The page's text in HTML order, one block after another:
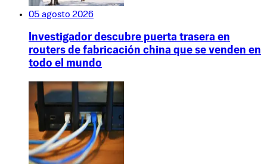
05 agosto 2026
Investigador descubre puerta trasera en
routers de fabricación china que se venden en
todo el mundo